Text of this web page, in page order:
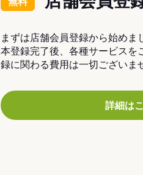
まずは店舗会員登録から始めま
本登録完了後、各種サービスを
録に関わる費用は一切ございま
詳細は